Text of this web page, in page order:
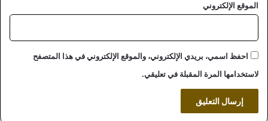
الموقع الإلكتروني
احفظ اسمي، بريدي الإلكتروني، والموقع الإلكتروني في هذا المتصفح
لاستخدامها المرة المقبلة في تعليقي.